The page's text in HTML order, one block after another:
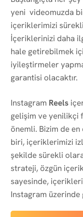
yeni videomuzda
içeriklerimizi
İçeriklerinizi daha
hale getirebilmek
iyileştirmeler
garantisi olacaktır.
Instagram Reels
gelişim ve
önemli. Bizim de
biri, içeriklerimizi
şekilde sürekli
strateji, özgün
sayesinde,
Instagram